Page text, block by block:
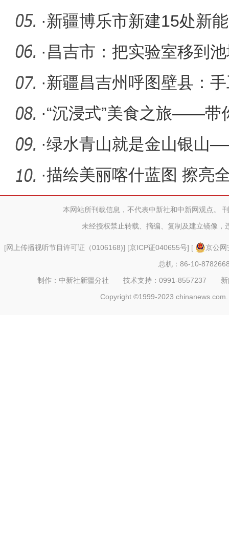
关键期
·新疆博乐市新建15处新
·昌吉市：把实验室移到
·新疆昌吉州呼图壁县：
·“沉浸式”美食之旅——带
·绿水青山就是金山银山
为本打造
·描绘美丽喀什蓝图 擦
看“旅游
本网站所刊载信息，不代表中新社和中新网观点。
未经授权禁止转载、摘编、复制及建立镜像，
[网上传播视听节目许可证（0106168)] [京ICP证040655号] [
京公
总机：86-10-
制作：中新社新疆分社 技术支持：0991-8557237
Copyright ©1999-2023